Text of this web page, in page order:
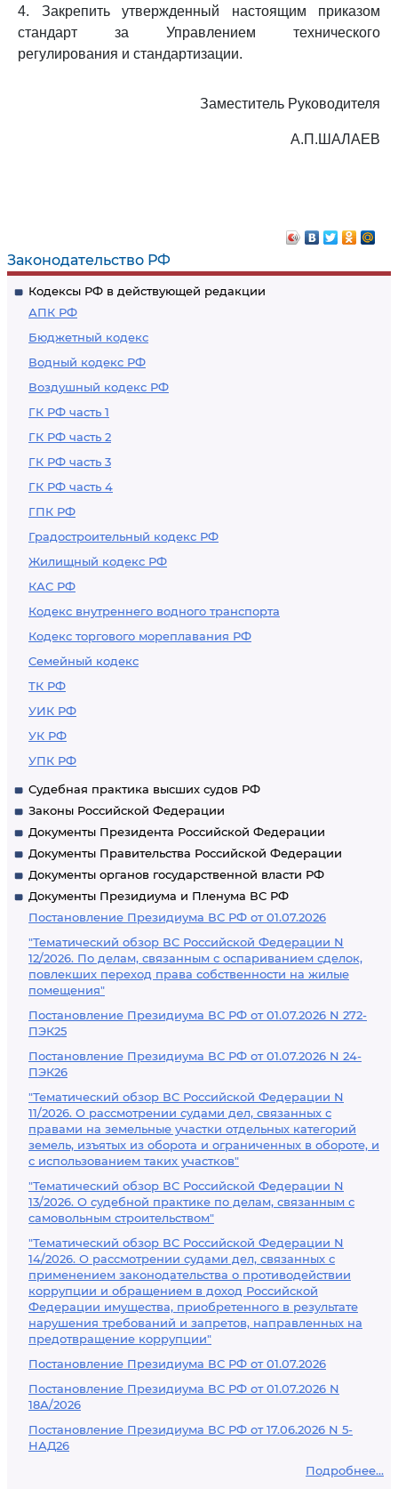
Законодательство РФ
Кодексы РФ в действующей редакции
АПК РФ
Бюджетный кодекс
Водный кодекс РФ
Воздушный кодекс РФ
ГК РФ часть 1
ГК РФ часть 2
ГК РФ часть 3
ГК РФ часть 4
ГПК РФ
Градостроительный кодекс РФ
Жилищный кодекс РФ
КАС РФ
Кодекс внутреннего водного транспорта
Кодекс торгового мореплавания РФ
Семейный кодекс
ТК РФ
УИК РФ
УК РФ
УПК РФ
Судебная практика высших судов РФ
Законы Российской Федерации
Документы Президента Российской Федерации
Документы Правительства Российской Федерации
Документы органов государственной власти РФ
Документы Президиума и Пленума ВС РФ
Постановление Президиума ВС РФ от 01.07.2026
"Тематический обзор ВС Российской Федерации N
12/2026. По делам, связанным с оспариванием сделок,
повлекших переход права собственности на жилые
помещения"
Постановление Президиума ВС РФ от 01.07.2026 N 272-
ПЭК25
Постановление Президиума ВС РФ от 01.07.2026 N 24-
ПЭК26
"Тематический обзор ВС Российской Федерации N
11/2026. О рассмотрении судами дел, связанных с
правами на земельные участки отдельных категорий
земель, изъятых из оборота и ограниченных в обороте, и
с использованием таких участков"
"Тематический обзор ВС Российской Федерации N
13/2026. О судебной практике по делам, связанным с
самовольным строительством"
"Тематический обзор ВС Российской Федерации N
14/2026. О рассмотрении судами дел, связанных с
применением законодательства о противодействии
коррупции и обращением в доход Российской
Федерации имущества, приобретенного в результате
нарушения требований и запретов, направленных на
предотвращение коррупции"
Постановление Президиума ВС РФ от 01.07.2026
Постановление Президиума ВС РФ от 01.07.2026 N
18А/2026
Постановление Президиума ВС РФ от 17.06.2026 N 5-
НАД26
Подробнее...
4. Закрепить утвержденный настоящим приказом
стандарт за Управлением технического
регулирования и стандартизации.
Заместитель Руководителя
А.П.ШАЛАЕВ